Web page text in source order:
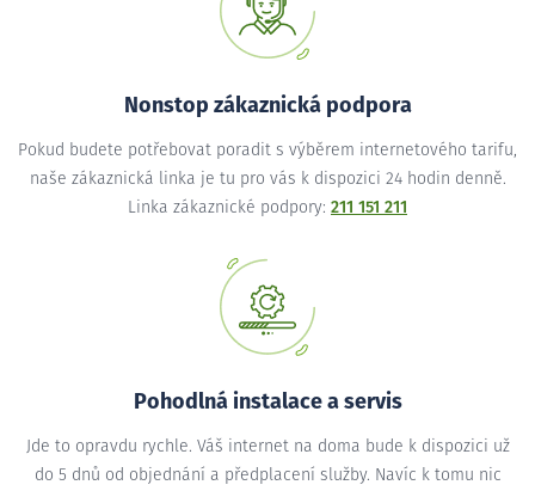
Nonstop zákaznická podpora
Pokud budete potřebovat poradit s výběrem internetového tarifu,
naše zákaznická linka je tu pro vás k dispozici 24 hodin denně.
Linka zákaznické podpory: 211 151 211
Pohodlná instalace a servis
Jde to opravdu rychle. Váš internet na doma bude k dispozici už
do 5 dnů od objednání a předplacení služby. Navíc k tomu nic